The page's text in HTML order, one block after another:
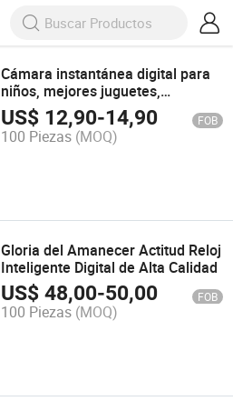
Cámara instantánea digital para
niños, mejores juguetes,
impresora térmica portátil para
exteriores
US$ 12,90-14,90 FOB
100 Piezas (MOQ)
Gloria del Amanecer Actitud Reloj
Inteligente Digital de Alta Calidad
US$48,00-50,00 FOB
100 Piezas (MOQ)